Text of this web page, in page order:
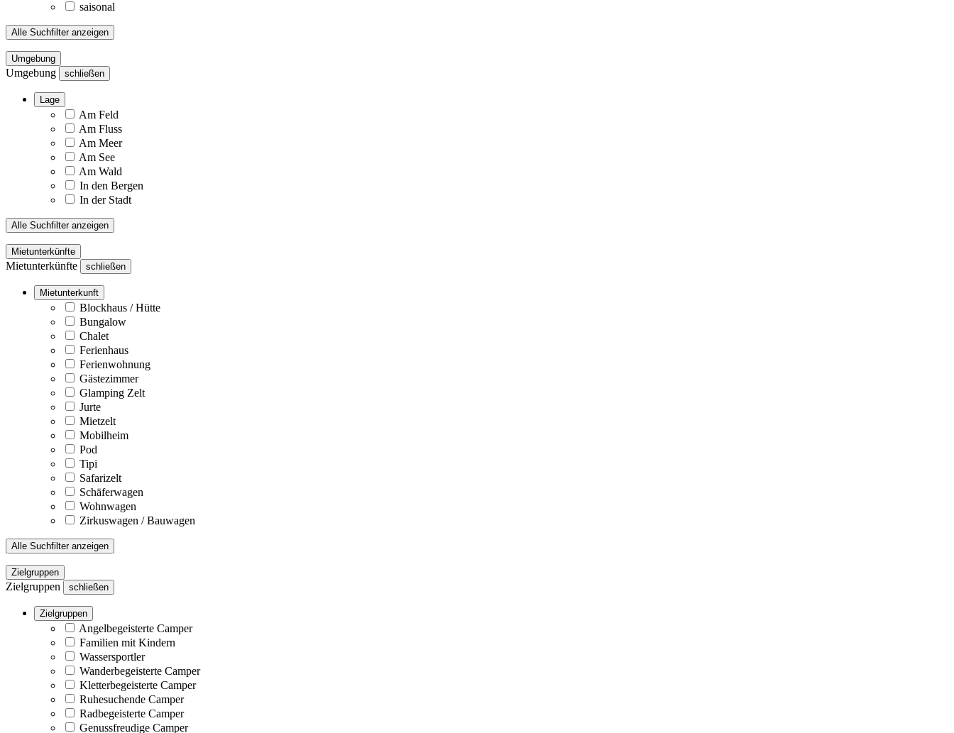
saisonal
Alle Suchfilter anzeigen
Umgebung
Umgebung schließen
Lage
Am Feld
Am Fluss
Am Meer
Am See
Am Wald
In den Bergen
In der Stadt
Alle Suchfilter anzeigen
Mietunterkünfte
Mietunterkünfte schließen
Mietunterkunft
Blockhaus / Hütte
Bungalow
Chalet
Ferienhaus
Ferienwohnung
Gästezimmer
Glamping Zelt
Jurte
Mietzelt
Mobilheim
Pod
Tipi
Safarizelt
Schäferwagen
Wohnwagen
Zirkuswagen / Bauwagen
Alle Suchfilter anzeigen
Zielgruppen
Zielgruppen schließen
Zielgruppen
Angelbegeisterte Camper
Familien mit Kindern
Wassersportler
Wanderbegeisterte Camper
Kletterbegeisterte Camper
Ruhesuchende Camper
Radbegeisterte Camper
Genussfreudige Camper